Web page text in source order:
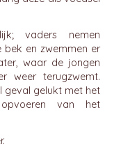
vaders nemen
bek en zwemmen er
waar de jongen
weer terugzwemt.
geval gelukt met het
van het